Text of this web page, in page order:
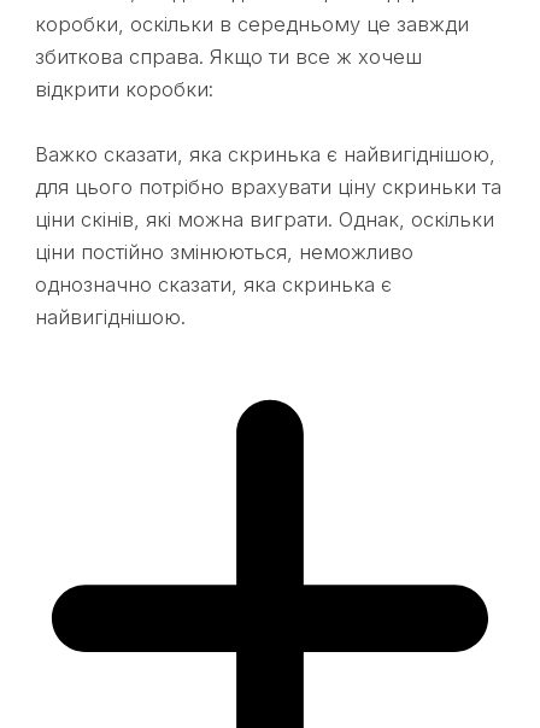
коробки, оскільки в середньому це завжди
збиткова справа. Якщо ти все ж хочеш
відкрити коробки:
Важко сказати, яка скринька є найвигіднішою,
для цього потрібно врахувати ціну скриньки та
ціни скінів, які можна виграти. Однак, оскільки
ціни постійно змінюються, неможливо
однозначно сказати, яка скринька є
найвигіднішою.